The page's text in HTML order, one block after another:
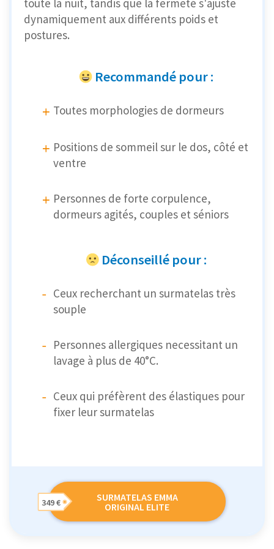
dynamiquement aux différents poids et
postures.
Recommandé pour :
Toutes morphologies de dormeurs
Positions de sommeil sur le dos, côté et
ventre
Personnes de forte corpulence,
dormeurs agités, couples et séniors
Déconseillé pour :
Ceux recherchant un surmatelas très
souple
Personnes allergiques necessitant un
lavage à plus de 40°C.
Ceux qui préfèrent des élastiques pour
fixer leur surmatelas
SURMATELAS EMMA
ORIGINAL ELITE
349 €